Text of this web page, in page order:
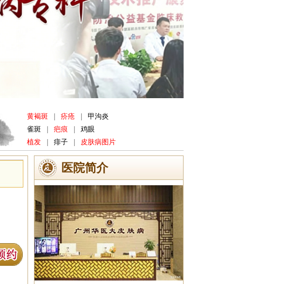
黄褐斑 疥疮
甲沟炎
雀斑
疤痕
鸡眼
植发
痱子 皮肤病图片
医院简介